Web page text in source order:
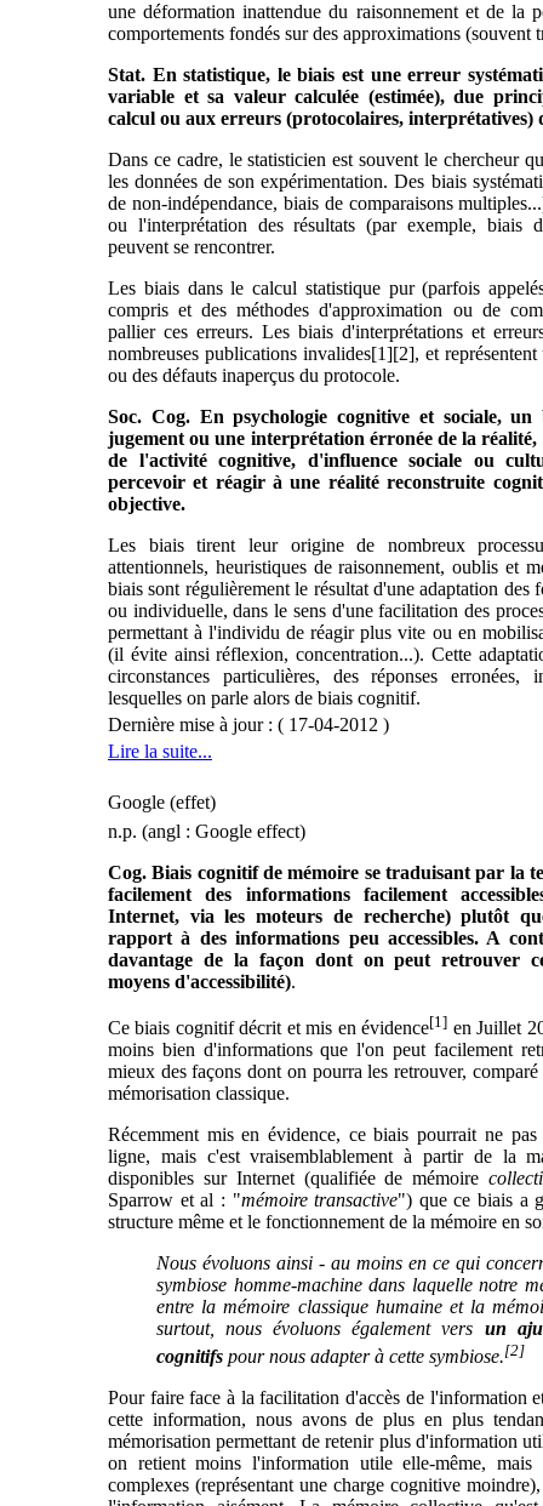
une déformation inattendue du raisonnement et de la
comportements fondés sur des approximations (souvent
Stat. En statistique, le biais est une erreur
variable et sa valeur calculée (estimée), due
calcul ou aux erreurs (protocolaires, interprétatives)
Dans ce cadre, le statisticien est souvent le chercheur
les données de son expérimentation. Des biais
de non-indépendance, biais de comparaisons
ou l'interprétation des résultats (par exemple, biais
peuvent se rencontrer.
Les biais dans le calcul statistique pur (parfois
compris et des méthodes d'approximation ou de
pallier ces erreurs. Les biais d'interprétations et
nombreuses publications invalides[1][2], et
ou des défauts inaperçus du protocole.
Soc. Cog. En psychologie cognitive et sociale,
jugement ou une interprétation érronée de la réalité,
de l'activité cognitive, d'influence sociale ou
percevoir et réagir à une réalité reconstruite
objective.
Les biais tirent leur origine de nombreux
attentionnels, heuristiques de raisonnement, oublis et
biais sont régulièrement le résultat d'une adaptation
ou individuelle, dans le sens d'une facilitation des
permettant à l'individu de réagir plus vite ou en
(il évite ainsi réflexion, concentration...). Cette
circonstances particulières, des réponses erronées,
lesquelles on parle alors de biais cognitif.
Dernière mise à jour : ( 17-04-2012 )
Lire la suite...
Google (effet)
n.p. (angl : Google effect)
Cog. Biais cognitif de mémoire se traduisant par la
facilement des informations facilement
Internet, via les moteurs de recherche) plutôt
rapport à des informations peu accessibles. A
davantage de la façon dont on peut retrouver
moyens d'accessibilité).
Ce biais cognitif décrit et mis en évidence[1] en Juillet
moins bien d'informations que l'on peut facilement
mieux des façons dont on pourra les retrouver,
mémorisation classique.
Récemment mis en évidence, ce biais pourrait ne
ligne, mais c'est vraisemblablement à partir de la
disponibles sur Internet (qualifiée de mémoire
Sparrow et al : "mémoire transactive") que ce biais a
structure même et le fonctionnement de la mémoire en
Nous évoluons ainsi - au moins en ce qui
symbiose homme-machine dans laquelle notre
entre la mémoire classique humaine et la
surtout, nous évoluons également vers un
cognitifs pour nous adapter à cette symbiose.[2]
Pour faire face à la facilitation d'accès de l'information
cette information, nous avons de plus en plus
mémorisation permettant de retenir plus d'information
on retient moins l'information utile elle-même,
complexes (représentant une charge cognitive